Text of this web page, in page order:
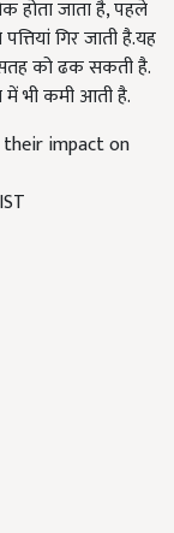
जाता है, पहले
गिर जाती है.यह
को ढक सकती है.
में भी कमी आती है.
their impact on